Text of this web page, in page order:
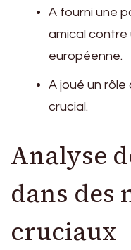
A fourni une
amical contre
européenne.
A joué un rôle
crucial.
Analyse
dans des
cruciaux